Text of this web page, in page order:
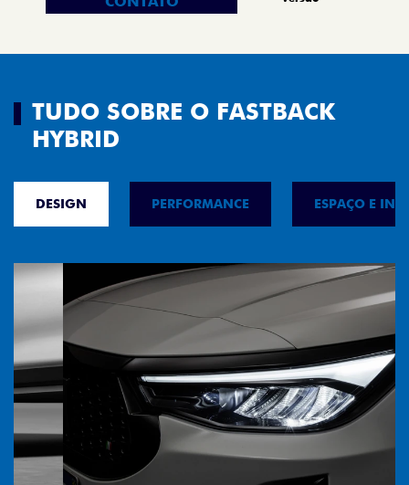
TUDO SOBRE O FASTBACK
HYBRID
DESIGN PERFORMANCE ESPAÇO E